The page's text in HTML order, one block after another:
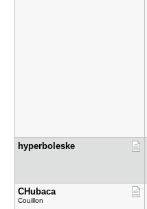
hyperboles​ke
CHubaca
Couillon